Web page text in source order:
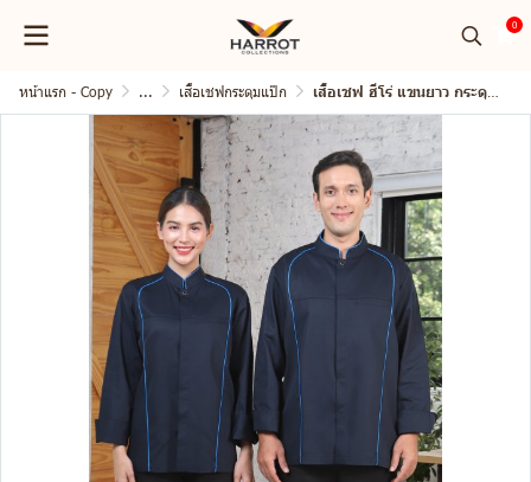
0
หน้าแรก - Copy ... เสื้อเชฟกระดุมแป๊ก เสื้อเชฟ ฮีโร่ แขนยาว กระดุมแป๊ก